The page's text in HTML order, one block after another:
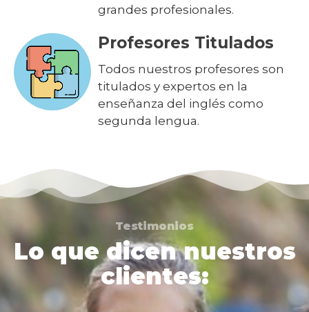
grandes profesionales.
Profesores Titulados
Todos nuestros profesores son
titulados y expertos en la
enseñanza del inglés como
segunda lengua.
Testimonios
Lo que dicen nuestros
clientes: